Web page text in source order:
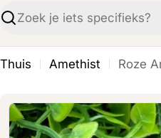
Zoekopdracht
Thuis Amethist Roze